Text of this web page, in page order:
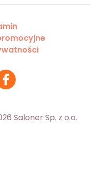
Saloner Sp. z o.o.